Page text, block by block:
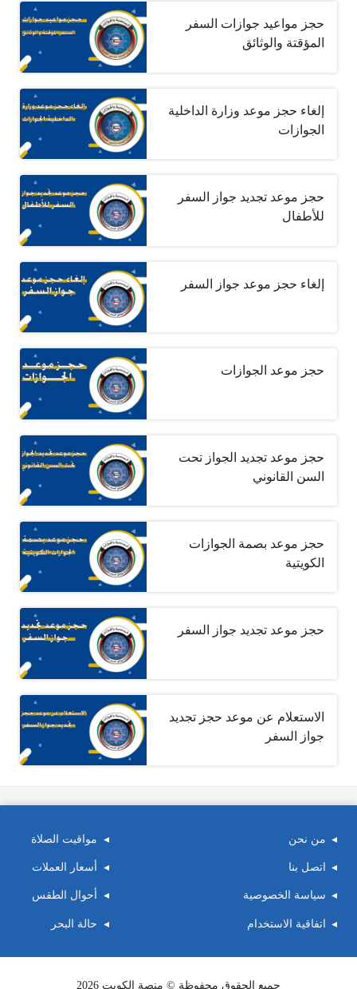
حجز مواعيد جوازات السفر
المؤقتة والوثائق
إلغاء حجز موعد وزارة الداخلية
الجوازات
حجز موعد تجديد جواز السفر
للأطفال
إلغاء حجز موعد جواز السفر
حجز موعد الجوازات
حجز موعد تجديد الجواز تحت
السن القانوني
حجز موعد بصمة الجوازات
الكويتية
حجز موعد تجديد جواز السفر
الاستعلام عن موعد حجز تجديد
جواز السفر
من نحن
اتصل بنا
سياسة الخصوصية
اتفاقية الاستخدام
مواقيت الصلاة
أسعار العملات
أحوال الطقس
حالة البحر
جميع الحقوق محفوظة © منصة الكويت 2026